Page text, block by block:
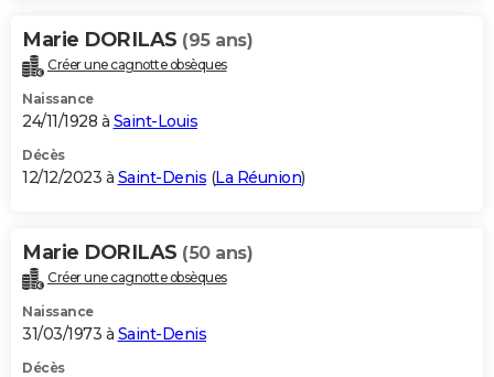
Marie DORILAS (95 ans)
Créer une cagnotte obsèques
Naissance
24/11/1928 à Saint-Louis
Décès
12/12/2023 à Saint-Denis (La Réunion)
Marie DORILAS (50 ans)
Créer une cagnotte obsèques
Naissance
31/03/1973 à Saint-Denis
Décès